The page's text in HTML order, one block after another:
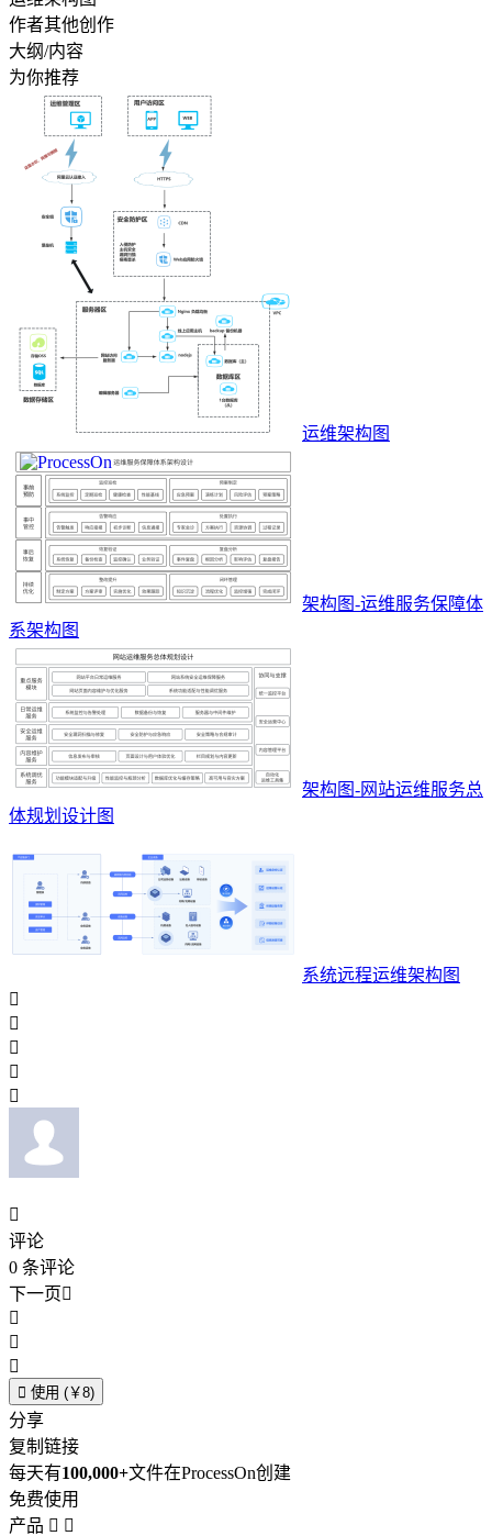
作者其他创作
大纲/内容
为你推荐
运维架构图
架构图-运维服务保障体
系架构图
架构图-网站运维服务总
体规划设计图
系统远程运维架构图






评论
0 条评论
下一页



 使用 (￥8)
分享
复制链接
每天有100,000+文件在ProcessOn创建
免费使用
产品  